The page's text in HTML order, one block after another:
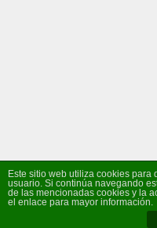
Este sitio web utiliza cookies
usuario. Si continúa navegando
de las mencionadas cookies y la
el enlace para mayor información.